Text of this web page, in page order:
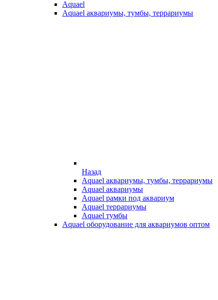
Aquael
Aquael аквариумы, тумбы, террариумы
Назад
Aquael аквариумы, тумбы, террариумы
Aquael аквариумы
Aquael рамки под аквариум
Aquael террариумы
Aquael тумбы
Aquael оборудование для аквариумов оптом